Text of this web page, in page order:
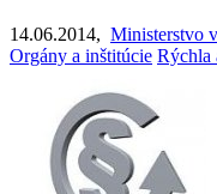
14.06.2014, Ministerstvo
Orgány a inštitúcie Rýchla